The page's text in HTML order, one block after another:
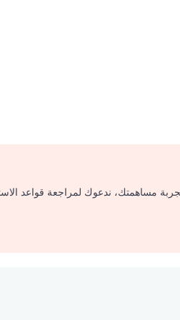
مساهمتك، ندعوك لمراجعة قواعد